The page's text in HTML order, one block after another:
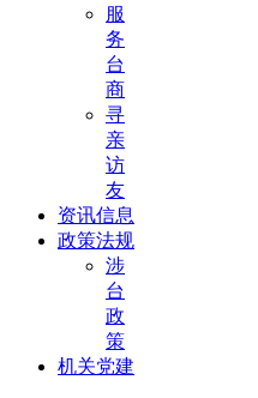
服
务
台
商
寻
亲
访
友
资讯信息
政策法规
涉
台
政
策
机关党建